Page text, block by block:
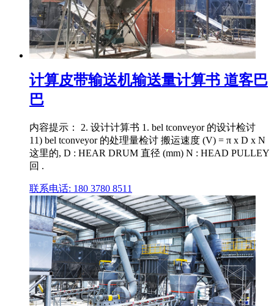
计算皮带输送机输送量计算书 道客巴
巴
内容提示： 2. 设计计算书 1. bel tconveyor 的设计检讨
11) bel tconveyor 的处理量检讨 搬运速度 (V) = π x D x N
这里的, D : HEAR DRUM 直径 (mm) N : HEAD PULLEY
回 .
联系电话: 180 3780 8511